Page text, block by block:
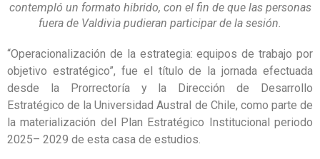
contempló un formato hibrido, con el fin de que las personas
fuera de Valdivia pudieran participar de la sesión.
“Operacionalización de la estrategia: equipos de trabajo por
objetivo estratégico”, fue el título de la jornada efectuada
desde la Prorrectoría y la Dirección de Desarrollo
Estratégico de la Universidad Austral de Chile, como parte de
la materialización del Plan Estratégico Institucional periodo
2025– 2029 de esta casa de estudios.